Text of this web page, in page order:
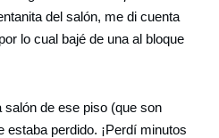
del salón, me di cuenta
lo cual bajé de una al bloque
de ese piso (que son
estaba perdido. ¡Perdí minutos